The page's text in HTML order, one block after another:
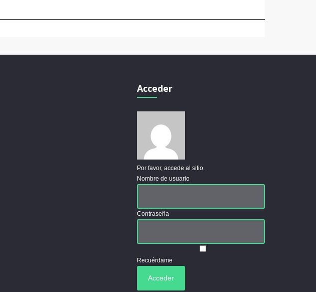
Acceder
Por favor, accede al sitio.
Nombre de usuario
Contraseña
Recuérdame